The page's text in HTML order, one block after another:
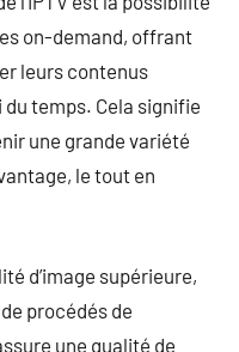
on-demand, offrant
leurs contenus
temps. Cela signifie
une grande variété
le tout en
d’image supérieure,
procédés de
une qualité de